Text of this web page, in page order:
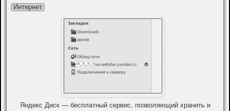
Интернет
Яндекс Диск — бесплатный сервис, позволяющий хранить и